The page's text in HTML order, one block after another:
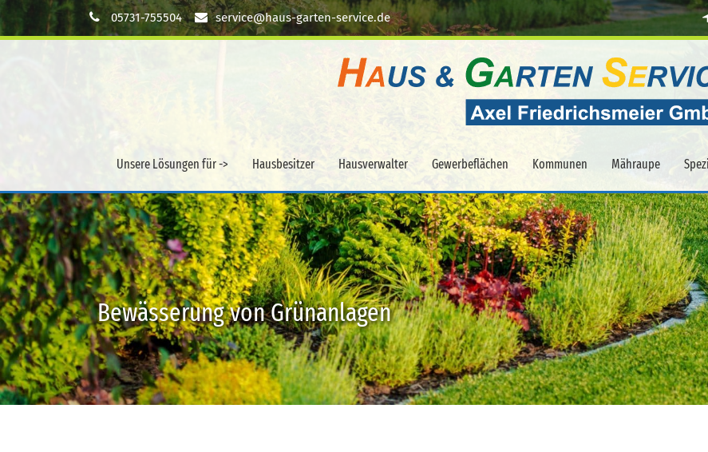
05731-755504 service@haus-garten-service.de
Unsere Lösungen für -> Hausbesitzer Hausverwalter Gewerbeflächen Kommunen Mähraupe
Bewässerung von Grünanlagen